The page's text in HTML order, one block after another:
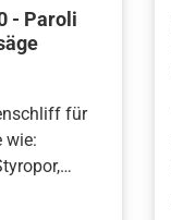
- Paroli
für
wie: